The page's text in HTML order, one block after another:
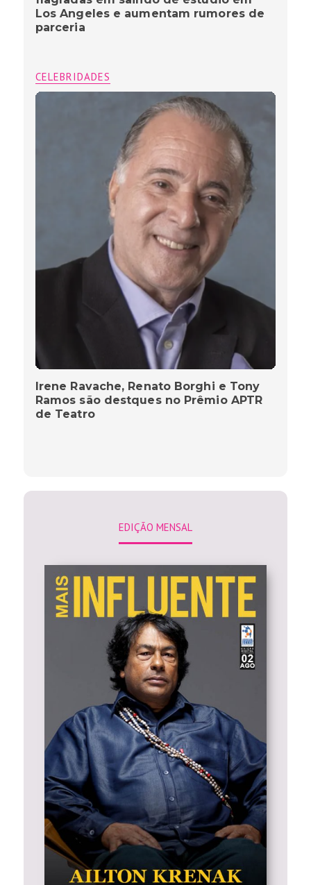
Los Angeles e aumentam rumores de
parceria
CELEBRIDADES
Irene Ravache, Renato Borghi e Tony
Ramos são destques no Prêmio APTR
de Teatro
EDIÇÃO MENSAL